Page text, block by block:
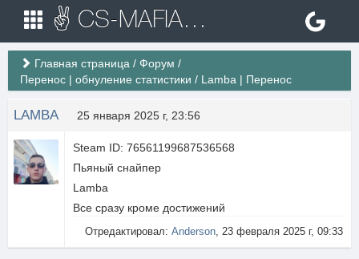
✌ CS-MAFIA.RU ✌ Игровые сервера Counter Strike 1.6
Главная страница / Форум /
Перенос | обнуление статистики / Lamba | Перенос
LAMBA 25 января 2025 г, 23:56
Steam ID: 76561199687536568
Пьяный снайпер
Lamba
Все сразу кроме достижений
Отредактировал: Anderson, 23 февраля 2025 г, 09:33